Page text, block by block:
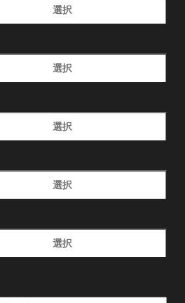
選択
選択
選択
選択
選択